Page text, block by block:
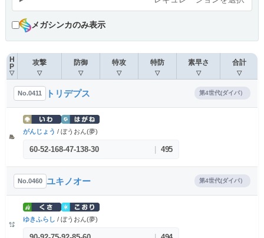
メガシンカのみ表示
H
P
▽
攻撃
▽
防御
▽
特攻
▽
特防
▽
素早さ
▽
合計
▽
No.0411 トリデプス 第4世代(ダイパ）
がんじょう / ぼうおん(夢)
60-52-168-47-138-30 495
No.0460 ユキノオー 第4世代(ダイパ）
ゆきふらし / ぼうおん(夢)